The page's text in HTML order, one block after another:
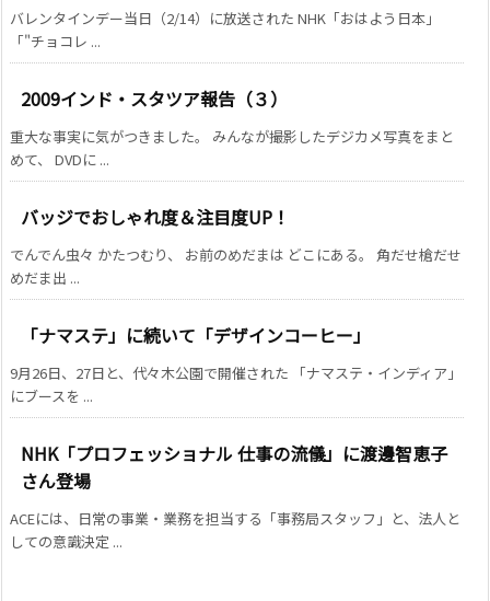
バレンタインデー当日（2/14）に放送された NHK「おはよう日本」
「"チョコレ ...
2009インド・スタツア報告（３）
重大な事実に気がつきました。 みんなが撮影したデジカメ写真をまと
めて、 DVDに ...
バッジでおしゃれ度＆注目度UP！
でんでん虫々 かたつむり、 お前のめだまは どこにある。 角だせ槍だせ
めだま出 ...
「ナマステ」に続いて「デザインコーヒー」
9月26日、27日と、代々木公園で開催された 「ナマステ・インディア」
にブースを ...
NHK「プロフェッショナル 仕事の流儀」に渡邊智恵子
さん登場
ACEには、日常の事業・業務を担当する「事務局スタッフ」と、法人と
しての意識決定 ...